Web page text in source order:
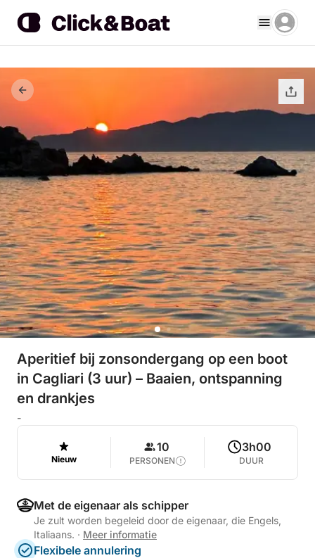
Aperitief bij zonsondergang op een boot
in Cagliari (3 uur) – Baaien, ontspanning
en drankjes
-
Nieuw
10
PERSONEN
3h00
DUUR
Met de eigenaar als schipper
Je zult worden begeleid door de eigenaar, die Engels,
Italiaans. · Meer informatie
Flexibele annulering